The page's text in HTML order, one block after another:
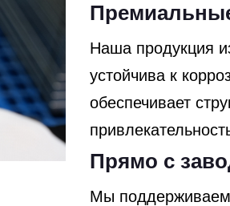
Наша продукция
устойчива к
обеспечивает
Прямо с
Мы поддерживаем